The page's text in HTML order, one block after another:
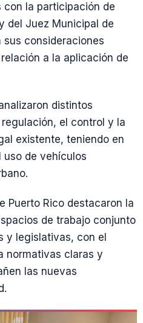
con la participación de
del Juez Municipal de
sus consideraciones
a la aplicación de
distintos
el control y la
existente, teniendo en
de vehículos
Puerto Rico destacaron la
de trabajo conjunto
y legislativas, con el
normativas claras y
las nuevas